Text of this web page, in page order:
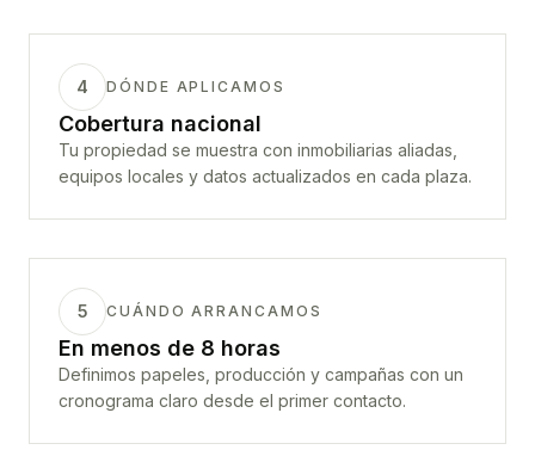
4 DÓNDE APLICAMOS
Cobertura nacional
Tu propiedad se muestra con inmobiliarias aliadas,
equipos locales y datos actualizados en cada plaza.
5 CUÁNDO ARRANCAMOS
En menos de 8 horas
Definimos papeles, producción y campañas con un
cronograma claro desde el primer contacto.